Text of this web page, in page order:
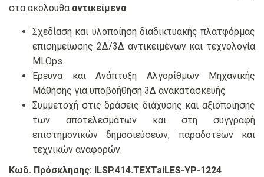
στα ακόλουθα αντικείμενα:
Σχεδίαση και υλοποίηση διαδικτυακής πλατφόρμας
επισημείωσης 2Δ/3Δ αντικειμένων και τεχνολογία
MLOps.
Έρευνα και Ανάπτυξη Αλγορίθμων Μηχανικής
Μάθησης για υποβοήθηση 3Δ ανακατασκευής
Συμμετοχή στις δράσεις διάχυσης και αξιοποίησης
των αποτελεσμάτων και στη συγγραφή
επιστημονικών δημοσιεύσεων, παραδοτέων και
τεχνικών αναφορών.
Κωδ. Πρόσκλησης: ILSP.414.TEXTaiLES-YP-1224